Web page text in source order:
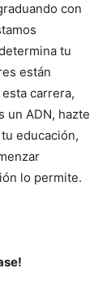
con
tu
están
carrera,
un ADN, hazte
educación,
lo permite.